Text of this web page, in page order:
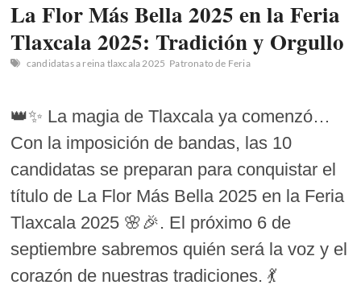
La Flor Más Bella 2025 en la Feria
Tlaxcala 2025: Tradición y Orgullo
candidatas a reina tlaxcala 2025 Patronato de Feria
👑✨ La magia de Tlaxcala ya comenzó…
Con la imposición de bandas, las 10
candidatas se preparan para conquistar el
título de La Flor Más Bella 2025 en la Feria
Tlaxcala 2025 🌸🎉. El próximo 6 de
septiembre sabremos quién será la voz y el
corazón de nuestras tradiciones. 💃